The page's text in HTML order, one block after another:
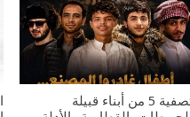
تصفية 5 من أبناء قبيلة